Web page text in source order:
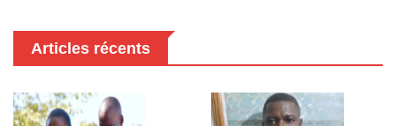
Articles récents